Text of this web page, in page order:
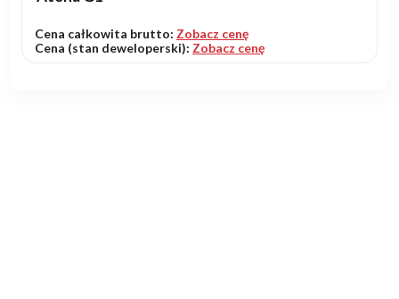
Cena całkowita brutto: Zobacz cenę
Cena (stan deweloperski): Zobacz cenę